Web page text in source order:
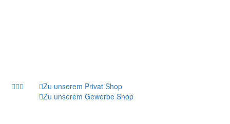
Zu unserem Privat Shop
Zu unserem Gewerbe Shop